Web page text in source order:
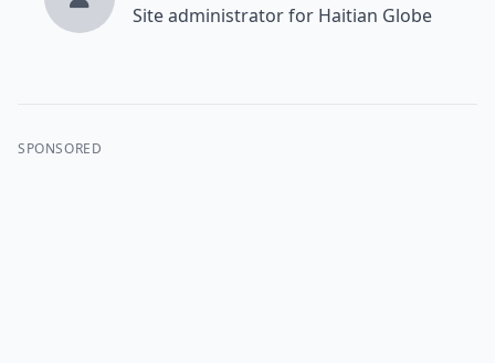
Site administrator for Haitian Globe
SPONSORED